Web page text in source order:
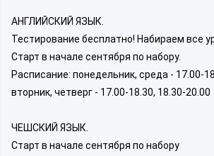
АНГЛИЙСКИЙ ЯЗЫК.
Тестирование бесплатно! Набираем все
Старт в начале сентября по набору.
Расписание: понедельник, среда - 17.00-
вторник, четверг - 17.00-18.30, 18.30-20.00
ЧЕШСКИЙ ЯЗЫК.
Старт в начале сентября по набору